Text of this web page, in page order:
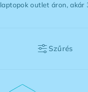
laptopok outlet áron, akár
Szűrés